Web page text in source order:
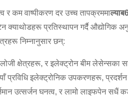
र कम वाष्पीकरण दर उच्च तापक्रममा
प्रतिस्थापन गर्दै औद्योगिक
निम्नानुसार छन्:
क्षेत्रहरू, र इलेक्ट्रोन बीम लेसेन्सका
प्रविधि इलेक्ट्रोनिक उपकरणहरू,
उत्सर्जन घनत्व, र लामो लाइफपेन सधैं